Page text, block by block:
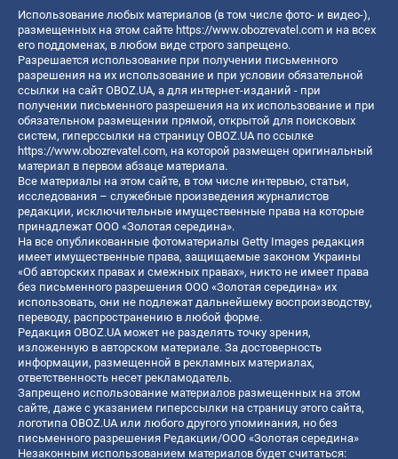
Использование любых материалов (в том числе фото- и видео-),
размещенных на этом сайте https://www.obozrevatel.com и на всех
его поддоменах, в любом виде строго запрещено.
Разрешается использование при получении письменного
разрешения на их использование и при условии обязательной
ссылки на сайт OBOZ.UA, а для интернет-изданий - при
получении письменного разрешения на их использование и при
обязательном размещении прямой, открытой для поисковых
систем, гиперссылки на страницу OBOZ.UA по ссылке
https://www.obozrevatel.com, на которой размещен оригинальный
материал в первом абзаце материала.
Все материалы на этом сайте, в том числе интервью, статьи,
исследования – служебные произведения журналистов
редакции, исключительные имущественные права на которые
принадлежат ООО «Золотая середина».
На все опубликованные фотоматериалы Getty Images редакция
имеет имущественные права, защищаемые законом Украины
«Об авторских правах и смежных правах», никто не имеет права
без письменного разрешения ООО «Золотая середина» их
использовать, они не подлежат дальнейшему воспроизводству,
переводу, распространению в любой форме.
Редакция OBOZ.UA может не разделять точку зрения,
изложенную в авторском материале. За достоверность
информации, размещенной в рекламных материалах,
ответственность несет рекламодатель.
Запрещено использование материалов размещенных на этом
сайте, даже с указанием гиперссылки на страницу этого сайта,
логотипа OBOZ.UA или любого другого упоминания, но без
письменного разрешения Редакции/ООО «Золотая середина»
Незаконным использованием материалов будет считаться: